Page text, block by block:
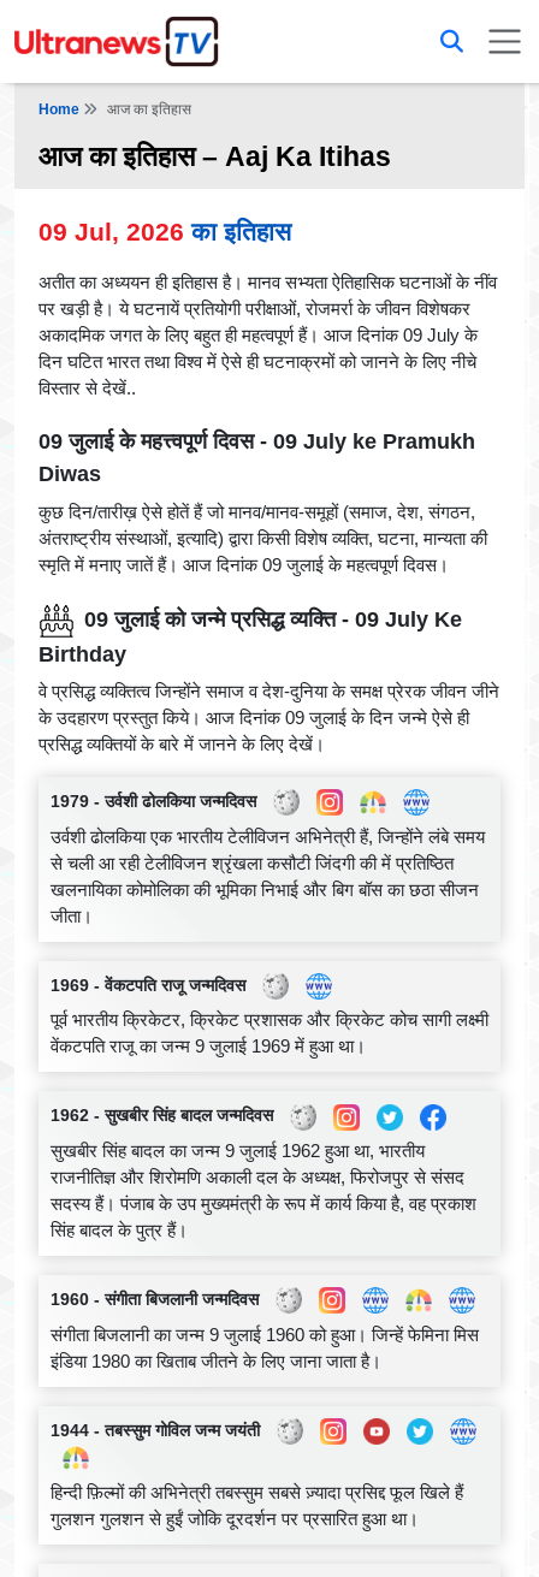
Home आज का इतिहास
आज का इतिहास – Aaj Ka Itihas
09 Jul, 2026 का इतिहास
अतीत का अध्ययन ही इतिहास है। मानव सभ्यता ऐतिहासिक घटनाओं के नींव
पर खड़ी है। ये घटनायें प्रतियोगी परीक्षाओं, रोजमर्रा के जीवन विशेषकर
अकादमिक जगत के लिए बहुत ही महत्वपूर्ण हैं। आज दिनांक 09 July के
दिन घटित भारत तथा विश्व में ऐसे ही घटनाक्रमों को जानने के लिए नीचे
विस्तार से देखें..
09 जुलाई के महत्त्वपूर्ण दिवस - 09 July ke Pramukh
Diwas
कुछ दिन/तारीख़ ऐसे होतें हैं जो मानव/मानव-समूहों (समाज, देश, संगठन,
अंतराष्ट्रीय संस्थाओं, इत्यादि) द्वारा किसी विशेष व्यक्ति, घटना, मान्यता की
स्मृति में मनाए जातें हैं। आज दिनांक 09 जुलाई के महत्वपूर्ण दिवस।
09 जुलाई को जन्मे प्रसिद्ध व्यक्ति - 09 July Ke
Birthday
वे प्रसिद्ध व्यक्तित्व जिन्होंने समाज व देश-दुनिया के समक्ष प्रेरक जीवन जीने
के उदहारण प्रस्तुत किये। आज दिनांक 09 जुलाई के दिन जन्मे ऐसे ही
प्रसिद्ध व्यक्तियों के बारे में जानने के लिए देखें।
1979 - उर्वशी ढोलकिया जन्मदिवस
उर्वशी ढोलकिया एक भारतीय टेलीविजन अभिनेत्री हैं, जिन्होंने लंबे समय
से चली आ रही टेलीविजन श्रृंखला कसौटी जिंदगी की में प्रतिष्ठित
खलनायिका कोमोलिका की भूमिका निभाई और बिग बॉस का छठा सीजन
जीता।
1969 - वेंकटपति राजू जन्मदिवस
पूर्व भारतीय क्रिकेटर, क्रिकेट प्रशासक और क्रिकेट कोच सागी लक्ष्मी
वेंकटपति राजू का जन्म 9 जुलाई 1969 में हुआ था।
1962 - सुखबीर सिंह बादल जन्मदिवस
सुखबीर सिंह बादल का जन्म 9 जुलाई 1962 हुआ था, भारतीय
राजनीतिज्ञ और शिरोमणि अकाली दल के अध्यक्ष, फिरोजपुर से संसद
सदस्य हैं। पंजाब के उप मुख्यमंत्री के रूप में कार्य किया है, वह प्रकाश
सिंह बादल के पुत्र हैं।
1960 - संगीता बिजलानी जन्मदिवस
संगीता बिजलानी का जन्म 9 जुलाई 1960 को हुआ। जिन्हें फेमिना मिस
इंडिया 1980 का खिताब जीतने के लिए जाना जाता है।
1944 - तबस्सुम गोविल जन्म जयंती
हिन्दी फ़िल्मों की अभिनेत्री तबस्सुम सबसे ज़्यादा प्रसिद्द फूल खिले हैं
गुलशन गुलशन से हुईं जोकि दूरदर्शन पर प्रसारित हुआ था।